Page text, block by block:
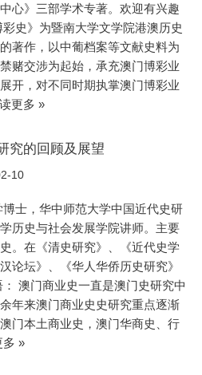
心》三部学术专著。欢迎有兴趣
史》为暨南大学文学院港澳历史
著作，以中葡档案等文献史料为
赌交涉为起始，承充澳门博彩业
开，对不同时期执掌澳门博彩业
更多 »
究的回顾及展望
10
士，华中师范大学中国近代史研
历史与社会发展学院讲师。主要
。在《清史研究》、《近代史学
论坛》、《华人华侨历史研究》
澳门商业史一直是澳门史研究中
年来澳门商业史史研究重点逐渐
门本土商业史，澳门华商史、行
多 »